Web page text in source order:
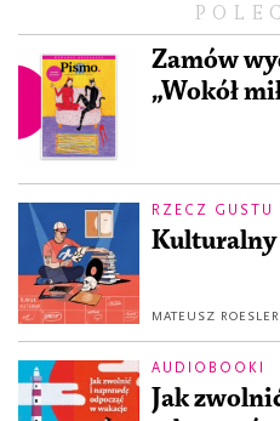
Zamów
„Wokół
RZECZ GUSTU
Kulturalny
MATEUSZ ROESLER
AUDIOBOOKI
Jak